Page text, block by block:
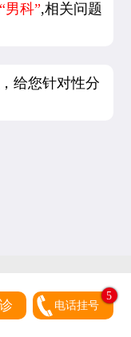
“男科”,相关问题
给您针对性分
电话挂号
5